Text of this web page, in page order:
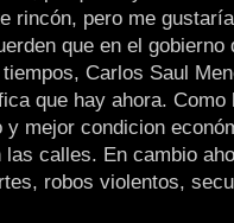
rincón, pero me
que en el gobierno
Carlos Saul
que hay ahora. Como
mejor condicion
calles. En cambio
robos violentos,